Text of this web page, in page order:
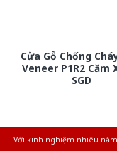
Cửa Gỗ Chống
Veneer P1R2 Căm
SGD
Với kinh nghiệm nhiêu